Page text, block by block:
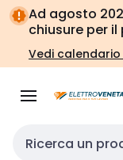
Vai alla
navigazione
Vai
alla
pagina
Ad agosto
chiusure per
Vedi
Cerca input